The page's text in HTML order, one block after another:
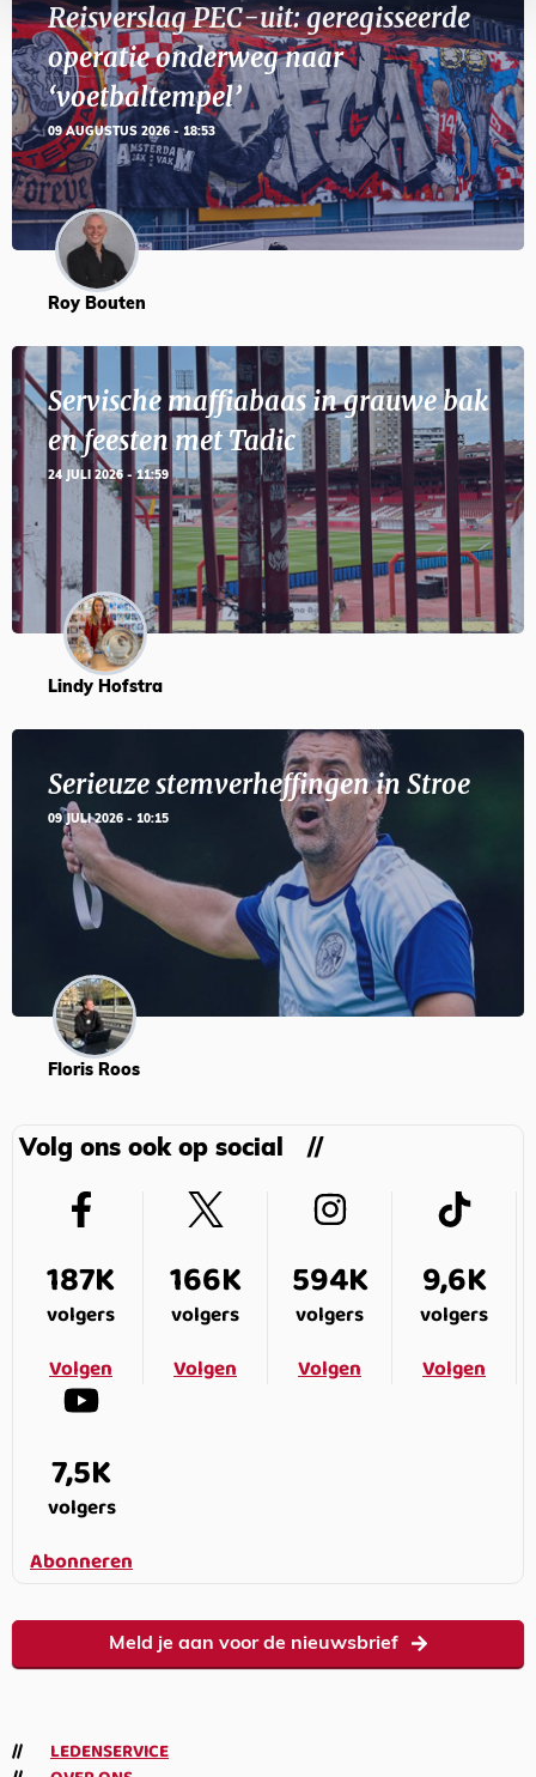
Reisverslag PEC-uit: geregisseerde
operatie onderweg naar
‘voetbaltempel’
09 AUGUSTUS 2026 - 18:53
Roy Bouten
Servische maffiabaas in grauwe bak
en feesten met Tadic
24 JULI 2026 - 11:59
Lindy Hofstra
Serieuze stemverheffingen in Stroe
09 JULI 2026 - 10:15
Floris Roos
Volg ons ook op social
187K
volgers
Volgen
166K
volgers
Volgen
594K
volgers
Volgen
9,6K
volgers
Volgen
7,5K
volgers
Abonneren
Meld je aan voor de nieuwsbrief
LEDENSERVICE